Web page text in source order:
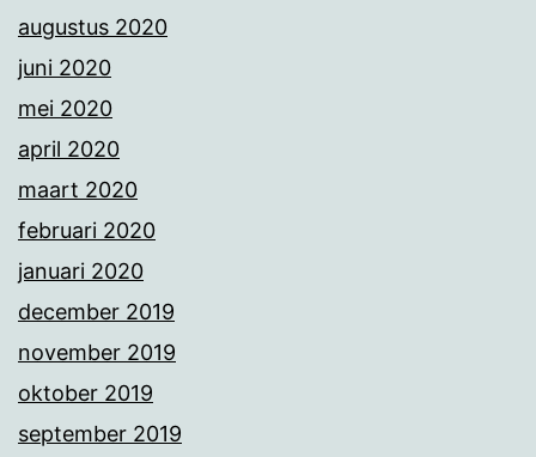
augustus 2020
juni 2020
mei 2020
april 2020
maart 2020
februari 2020
januari 2020
december 2019
november 2019
oktober 2019
september 2019